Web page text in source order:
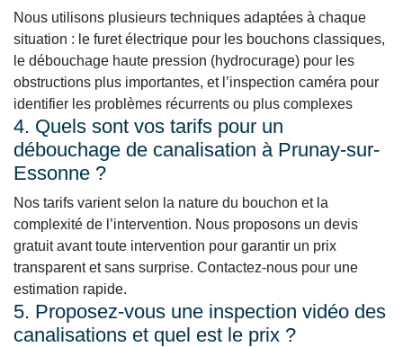
Nous utilisons plusieurs techniques adaptées à chaque
situation : le furet électrique pour les bouchons classiques,
le débouchage haute pression (hydrocurage) pour les
obstructions plus importantes, et l’inspection caméra pour
identifier les problèmes récurrents ou plus complexes
4. Quels sont vos tarifs pour un
débouchage de canalisation à Prunay-sur-
Essonne ?
Nos tarifs varient selon la nature du bouchon et la
complexité de l’intervention. Nous proposons un devis
gratuit avant toute intervention pour garantir un prix
transparent et sans surprise. Contactez-nous pour une
estimation rapide.
5. Proposez-vous une inspection vidéo des
canalisations et quel est le prix ?